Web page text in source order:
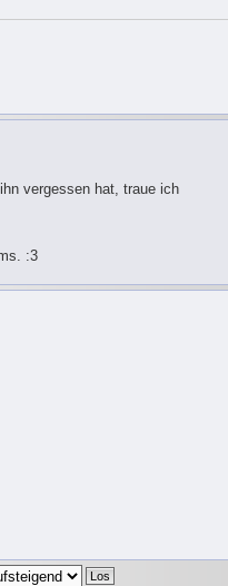
vergessen hat, traue ich
:3